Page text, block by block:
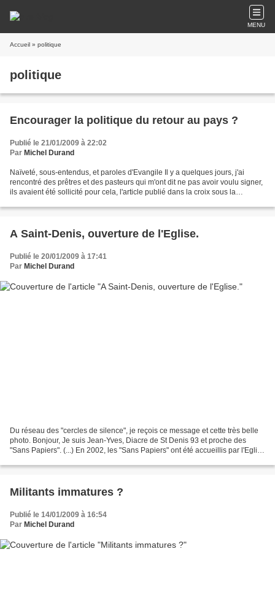
MENU
Accueil » politique
politique
Encourager la politique du retour au pays ?
Publié le 21/01/2009 à 22:02
Par Michel Durand
Naïveté, sous-entendus, et paroles d'Evangile Il y a quelques jours, j'ai
rencontré des prêtres et des pasteurs qui m'ont dit ne pas avoir voulu signer,
ils avaient été sollicité pour cela, l'article publié dans la croix sous la
A Saint-Denis, ouverture de l'Eglise.
Publié le 20/01/2009 à 17:41
Par Michel Durand
Du réseau des "cercles de silence", je reçois ce message et cette très belle
photo. Bonjour, Je suis Jean-Yves, Diacre de St Denis 93 et proche des
"Sans Papiers". (...) En 2002, les "Sans Papiers" ont été accueillis par l'Eglise
Militants immatures ?
Publié le 14/01/2009 à 16:54
Par Michel Durand